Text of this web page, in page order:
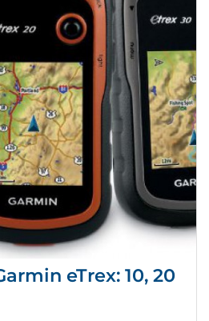
eTrex: 10, 20